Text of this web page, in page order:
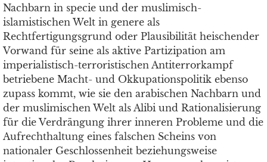
Nachbarn in specie und der muslimisch-
islamistischen Welt in genere als
Rechtfertigungsgrund oder Plausibilität heischender
Vorwand für seine als aktive Partizipation am
imperialistisch-terroristischen Antiterrorkampf
betriebene Macht- und Okkupationspolitik ebenso
zupass kommt, wie sie den arabischen Nachbarn und
der muslimischen Welt als Alibi und Rationalisierung
für die Verdrängung ihrer inneren Probleme und die
Aufrechthaltung eines falschen Scheins von
nationaler Geschlossenheit beziehungsweise